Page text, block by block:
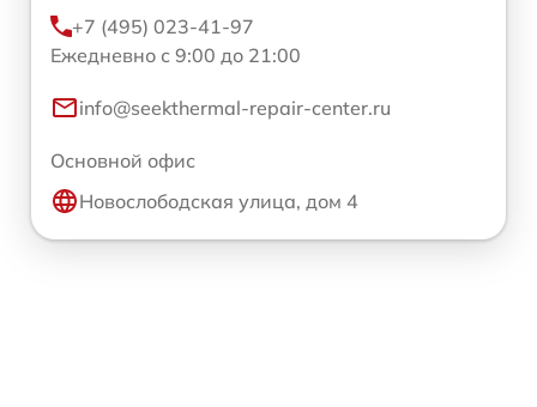
+7 (495) 023-41-97
Ежедневно с 9:00 до 21:00
info@seekthermal-repair-center.ru
Основной офис
Новослободская улица, дом 4